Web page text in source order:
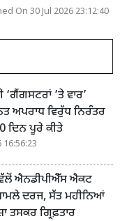
On 30 Jul 2026 23:12:40
‘ਗੈਂਗਸਟਰਾਂ ’ਤੇ ਵਾਰ’
ਅਪਰਾਧ ਵਿਰੁੱਧ ਨਿਰੰਤਰ
ਦਿਨ ਪੂਰੇ ਕੀਤੇ
16:56:23
ਐਨਡੀਪੀਐੱਸ ਐਕਟ
ਦਰਜ, ਸੱਤ ਮਹੀਨਿਆਂ
ਤਸਕਰ ਗ੍ਰਿਫ਼ਤਾਰ